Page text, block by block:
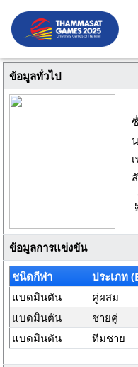
ข้อมูลทั่วไป
ข้อมูลการแข่งขัน
ชนิดกีฬา
ประเภท
แบดมินตัน
คู่ผสม
แบดมินตัน
ชายคู่
แบดมินตัน
ทีมชาย